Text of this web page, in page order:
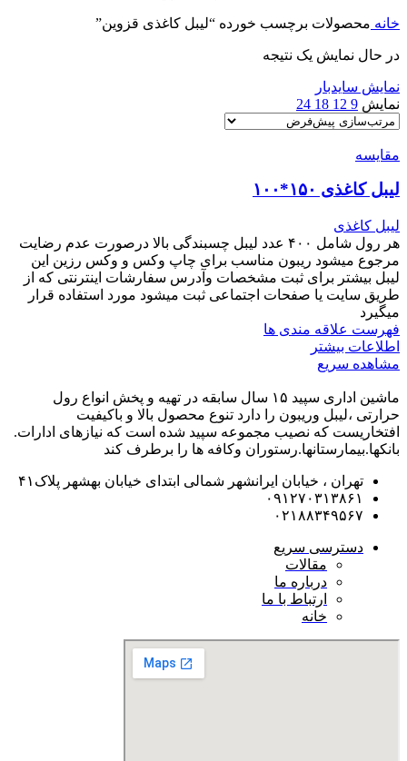
خانه محصولات برچسب خورده “لیبل کاغذی قزوین”
در حال نمایش یک نتیجه
نمایش سایدبار
نمایش 9
12
18
24
مقایسه
لیبل کاغذی ۱۵۰*۱۰۰
لیبل کاغذی
هر رول شامل ۴۰۰ عدد لیبل چسبندگی بالا درصورت عدم رضایت
مرجوع میشود ریبون مناسب برای چاپ وکس و وکس رزین این
لیبل بیشتر برای ثبت مشخصات و‌آدرس سفارشات اینترنتی که از
طریق سایت یا صفحات اجتماعی ثبت میشود مورد استفاده قرار
میگیرد
فهرست علاقه مندی ها
اطلاعات بیشتر
مشاهده سریع
ماشین اداری سپید ۱۵ سال سابقه در تهیه و پخش انواع رول
حرارتی ،لیبل وریبون را دارد تنوع محصول بالا و باکیفیت
افتخاریست که نصیب مجموعه سپید شده است که نیازهای ادارات.
بانکها.بیمارستانها.رستوران و‌کافه ها را برطرف کند
تهران ، خیابان ایرانشهر شمالی ابتدای خیابان بهشهر پلاک۴۱
۰۹۱۲۷۰۳۱۳۸۶۱
۰۲۱۸۸۳۴۹۵۶۷
دسترسی سریع
مقالات
درباره ما
ارتباط با ما
خانه